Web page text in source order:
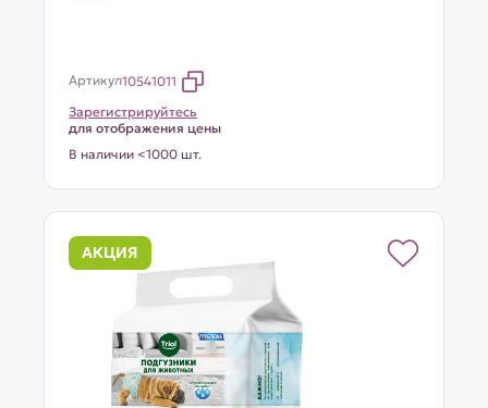
Артикул10541011
Зарегистрируйтесь
для отображения цены
В наличии <1000 шт.
АКЦИЯ